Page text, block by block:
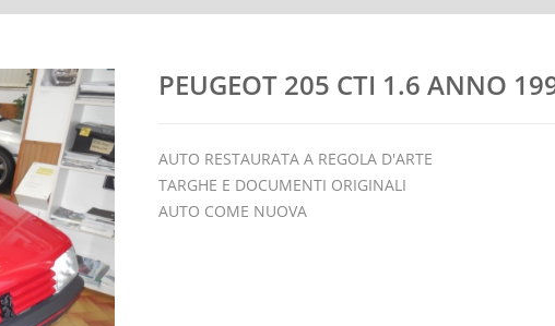
PEUGEOT 205 CTI 1.6 ANNO
AUTO RESTAURATA A REGOLA D'ARTE
TARGHE E DOCUMENTI ORIGINALI
AUTO COME NUOVA